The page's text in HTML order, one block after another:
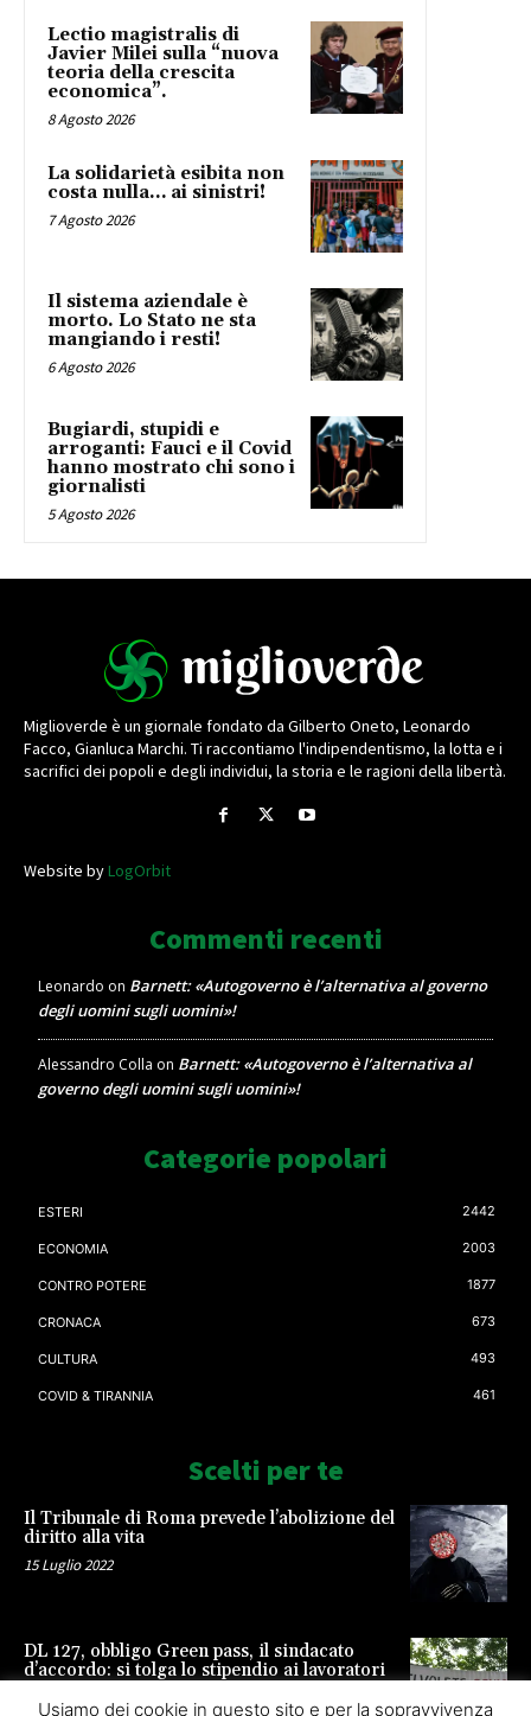
Lectio magistralis di
Javier Milei sulla “nuova
teoria della crescita
economica”.
8 Agosto 2026
La solidarietà esibita non
costa nulla… ai sinistri!
7 Agosto 2026
Il sistema aziendale è
morto. Lo Stato ne sta
mangiando i resti!
6 Agosto 2026
Bugiardi, stupidi e
arroganti: Fauci e il Covid
hanno mostrato chi sono i
giornalisti
5 Agosto 2026
Miglioverde è un giornale fondato da Gilberto Oneto, Leonardo
Facco, Gianluca Marchi. Ti raccontiamo l'indipendentismo, la lotta e i
sacrifici dei popoli e degli individui, la storia e le ragioni della libertà.
Website byLogOrbit
Commenti recenti
Leonardo on Barnett: «Autogoverno è l’alternativa al governo
degli uomini sugli uomini»!
Alessandro Colla on Barnett: «Autogoverno è l’alternativa al
governo degli uomini sugli uomini»!
Categorie popolari
ESTERI 2442
ECONOMIA 2003
CONTRO POTERE 1877
CRONACA 673
CULTURA 493
COVID & TIRANNIA 461
Scelti per te
Il Tribunale di Roma prevede l’abolizione del
diritto alla vita
15 Luglio 2022
DL 127, obbligo Green pass, il sindacato
d’accordo: si tolga lo stipendio ai lavoratori
Usiamo dei cookie in questo sito e per la sopravvivenza